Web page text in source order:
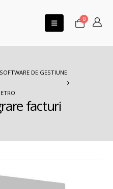
0
DE GESTIUNE
facturi